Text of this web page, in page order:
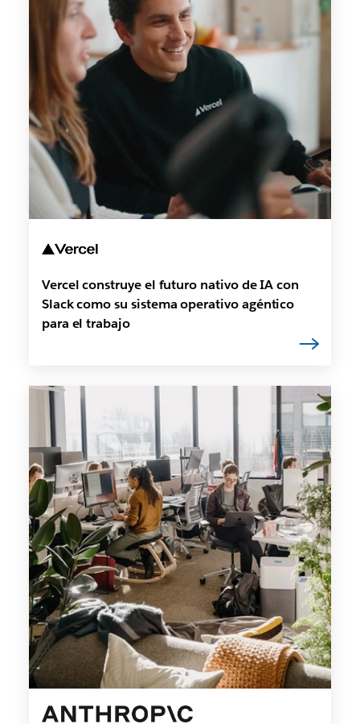
Vercel construye el futuro nativo de IA con
Slack como su sistema operativo agéntico
para el trabajo